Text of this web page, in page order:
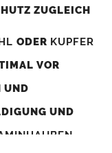
ZUGLEICH
ODER KUPFER
VOR
UND
UND